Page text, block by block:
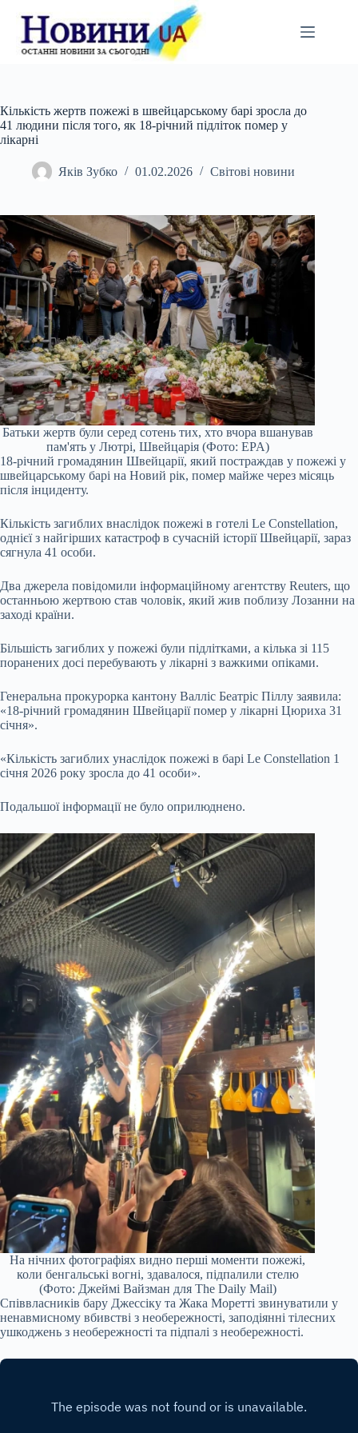
вмісту
Кількість жертв пожежі в швейцарському барі зросла до
41 людини після того, як 18-річний підліток помер у
лікарні
Яків Зубко 01.02.2026 Світові новини
Батьки жертв були серед сотень тих, хто вчора вшанував
пам'ять у Лютрі, Швейцарія (Фото: EPA)
18-річний громадянин Швейцарії, який постраждав у пожежі у
швейцарському барі на Новий рік, помер майже через місяць
після інциденту.
Кількість загиблих внаслідок пожежі в готелі Le Constellation,
однієї з найгірших катастроф в сучасній історії Швейцарії, зараз
сягнула 41 особи.
Два джерела повідомили інформаційному агентству Reuters, що
останньою жертвою став чоловік, який жив поблизу Лозанни на
заході країни.
Більшість загиблих у пожежі були підлітками, а кілька зі 115
поранених досі перебувають у лікарні з важкими опіками.
Генеральна прокурорка кантону Валліс Беатріс Піллу заявила:
«18-річний громадянин Швейцарії помер у лікарні Цюриха 31
січня».
«Кількість загиблих унаслідок пожежі в барі Le Constellation 1
січня 2026 року зросла до 41 особи».
Подальшої інформації не було оприлюднено.
На нічних фотографіях видно перші моменти пожежі,
коли бенгальські вогні, здавалося, підпалили стелю
(Фото: Джеймі Вайзман для The Daily Mail)
Співвласників бару Джессіку та Жака Моретті звинуватили у
ненавмисному вбивстві з необережності, заподіянні тілесних
ушкоджень з необережності та підпалі з необережності.